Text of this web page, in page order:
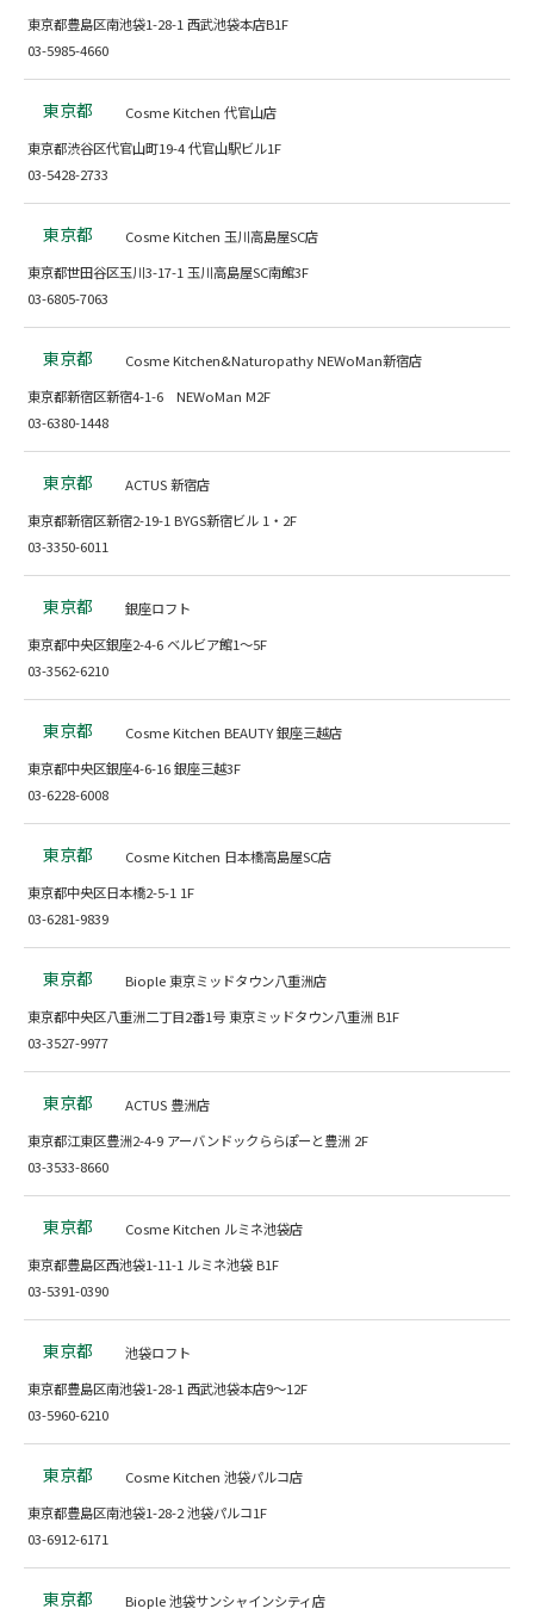
東京都豊島区南池袋1-28-1 西武池袋本店B1F
03-5985-4660
東京都
Cosme Kitchen 代官山店
東京都渋谷区代官山町19-4 代官山駅ビル1F
03-5428-2733
東京都
Cosme Kitchen 玉川高島屋SC店
東京都世田谷区玉川3-17-1 玉川高島屋SC南館3F
03-6805-7063
東京都
Cosme Kitchen&Naturopathy NEWoMan新宿店
東京都新宿区新宿4-1-6 NEWoMan M2F
03-6380-1448
東京都
ACTUS 新宿店
東京都新宿区新宿2-19-1 BYGS新宿ビル 1・2F
03-3350-6011
東京都
銀座ロフト
東京都中央区銀座2-4-6 ベルビア館1～5F
03-3562-6210
東京都
Cosme Kitchen BEAUTY 銀座三越店
東京都中央区銀座4-6-16 銀座三越3F
03-6228-6008
東京都
Cosme Kitchen 日本橋高島屋SC店
東京都中央区日本橋2-5-1 1F
03-6281-9839
東京都
Biople 東京ミッドタウン八重洲店
東京都中央区八重洲二丁目2番1号 東京ミッドタウン八重洲 B1F
03-3527-9977
東京都
ACTUS 豊洲店
東京都江東区豊洲2-4-9 アーバンドックららぽーと豊洲 2F
03-3533-8660
東京都
Cosme Kitchen ルミネ池袋店
東京都豊島区西池袋1-11-1 ルミネ池袋 B1F
03-5391-0390
東京都
池袋ロフト
東京都豊島区南池袋1-28-1 西武池袋本店9～12F
03-5960-6210
東京都
Cosme Kitchen 池袋パルコ店
東京都豊島区南池袋1-28-2 池袋パルコ1F
03-6912-6171
東京都
Biople 池袋サンシャインシティ店